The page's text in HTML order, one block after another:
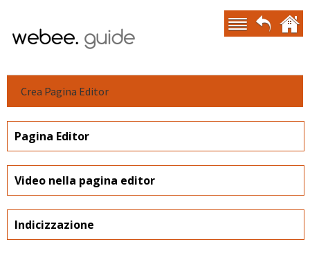
Crea Pagina Editor
Pagina Editor
Video nella pagina editor
Indicizzazione